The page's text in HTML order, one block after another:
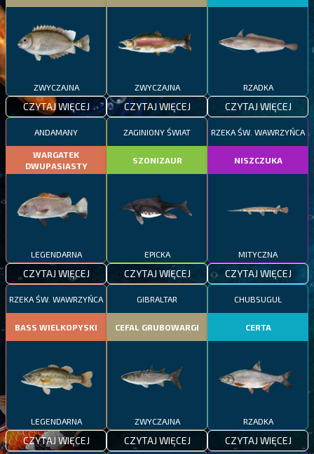
ZWYCZAJNA
CZYTAJ WIĘCEJ
ZWYCZAJNA
CZYTAJ WIĘCEJ
RZADKA
CZYTAJ WIĘCEJ
ANDAMANY
WARGATEK
DWUPASIASTY
LEGENDARNA
CZYTAJ WIĘCEJ
ZAGINIONY ŚWIAT
SZONIZAUR
EPICKA
CZYTAJ WIĘCEJ
RZEKA ŚW. WAWRZYŃCA
NISZCZUKA
MITYCZNA
CZYTAJ WIĘCEJ
RZEKA ŚW. WAWRZYŃCA
BASS WIELKOPYSKI
LEGENDARNA
CZYTAJ WIĘCEJ
GIBRALTAR
CEFAL GRUBOWARGI
ZWYCZAJNA
CZYTAJ WIĘCEJ
CHUBSUGUŁ
CERTA
RZADKA
CZYTAJ WIĘCEJ